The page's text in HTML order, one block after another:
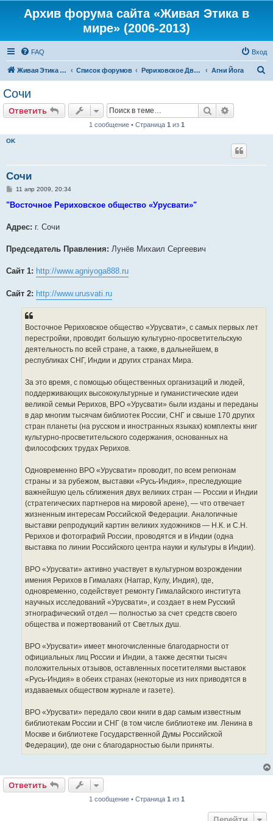
Архив форума сайта «Живая Этика в
мире» (2006-2013)
FAQ Вход
Живая Этика в мире Список форумов Рериховское Движение Агни Йога
Сочи
Ответить Поиск
1 сообщение • Страница 1 из 1
OK
Сочи
С
о
е
н
е
11 апр 2009, 20:34
"Восточное Рериховское общество «Урусвати»"
Адрес: г. Сочи
Председатель Правления: Лунёв Михаил Сергеевич
Сайт 1: http://www.agniyoga888.ru
Сайт 2: http://www.urusvati.ru
Восточное Рериховское общество «Урусвати», с самых первых лет
перестройки, проводит большую культурно-просветительскую
деятельность по всей стране, а также, в дальнейшем, в
республиках СНГ, Индии и других странах Мира.
За это время, с помощью общественных организаций и людей,
поддерживающих высококультурные и гуманистические идеи
великой семьи Рерихов, ВРО «Урусвати» были изданы и переданы
в дар многим тысячам библиотек России, СНГ и свыше 170 других
стран планеты (на русском и иностранных языках) комплекты книг
культурно-просветительского содержания, основанных на
философских трудах Рерихов.
Одновременно ВРО «Урусвати» проводит, по всем регионам
страны и за рубежом, выставки «Русь-Индия», преследующие
важнейшую цель сближения двух великих стран — России и Индии
(стратегических партнеров на мировой арене), — что отвечает
жизненным интересам Российской Федерации. Аналогичные
выставки репродукций картин великих художников — Н.К. и С.Н.
Рерихов и фотографий России, проводятся и в Индии (одна
выставка по линии Российского центра науки и культуры в Индии).
ВРО «Урусвати» активно участвует в культурном возрождении
имения Рерихов в Гималаях (Наггар, Кулу, Индия), где,
одновременно, содействует ремонту Гималайского института
научных исследований «Урусвати», и создает в нем Русский
этнографический отдел — полностью за счет средств своего
общества и пожертвований от Светлых душ.
ВРО «Урусвати» имеет многочисленные благодарности от
официальных лиц России и Индии, а также десятки тысяч
положительных отзывов, оставленных посетителями выставок
«Русь-Индия» в обеих странах (некоторые из них приводятся в
издаваемых обществом журнале и газете).
ВРО «Урусвати» передало свои книги в дар самым известным
библиотекам России и СНГ (в том числе библиотеке им. Ленина в
Москве и библиотеке Государственной Думы Российской
Федерации), где они с благодарностью были приняты.
Ответить
1 сообщение • Страница 1 из 1